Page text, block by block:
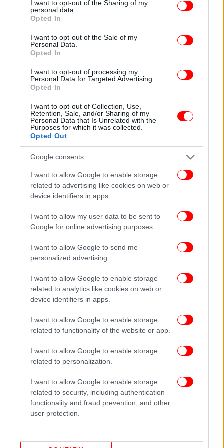
not limited to your visit or usage behaviour. You may click to
grant or deny consent to Google and its third-party tags to
use your data for below specified purposes in below Google
consent section.
I want to opt-out of the Sharing of my
personal data.
Opted In
I want to opt-out of the Sale of my
Personal Data.
Opted In
I want to opt-out of processing my
Personal Data for Targeted Advertising.
Opted In
I want to opt-out of Collection, Use,
Retention, Sale, and/or Sharing of my
Personal Data that Is Unrelated with the
Purposes for which it was collected.
Opted Out
Google consents
I want to allow Google to enable storage
related to advertising like cookies on web or
device identifiers in apps.
I want to allow my user data to be sent to
Google for online advertising purposes.
I want to allow Google to send me
personalized advertising.
I want to allow Google to enable storage
related to analytics like cookies on web or
device identifiers in apps.
I want to allow Google to enable storage
related to functionality of the website or app.
I want to allow Google to enable storage
related to personalization.
I want to allow Google to enable storage
related to security, including authentication
functionality and fraud prevention, and other
user protection.
δημοσκοπικό σημείο που έχει περιέλθει ο ΣΥΡΙΖΑ,
δεν έχουμε την πολυτέλεια για τρικυμίες σε ποτήρι,
αλλά για ενότητα, δημοκρατία, διάλογο. Θα είναι
βαρύτατη πολιτική ευθύνη (όποιο και αν είναι το
αποτέλεσμα της Κεντρικής Επιτροπής) να υπάρχει η
υποψία, πως για το μέλλον του ΣΥΡΙΖΑ ψήφισαν,
"οργανωμένα", μέλη που είχαν παραιτηθεί ή άλλοι
που είναι σε άλλο κόμμα.
Είναι αυτονόητο ότι η δημόσια αυτή καταγγελία,
γίνεται γιατί δεν έχω τα στοιχεία μελών της
Κεντρικής Επιτροπής, γεγονός που βαρύνει όσους
θεωρούν ατομική ιδιοκτησία τα κομματικά
ΟΛΕΣ ΟΙ ΕΙΔΗΣΕΙΣ
Τραμπ: Η συμφωνία με το Ιράν τελείωσε, δεν υπάρχει
εκεχειρία, ο Eρντογάν θέλει F-35 -Δεν θέλω καμία σχέση
O Μητσοτάκης έθεσε στην Άγκυρα και στο ΝΑΤΟ θέμα
θεμελιώδεις αρχές καλής γειτονίας
Θρίλερ με τον ετοιμόρροπο ουρανοξύστη στη Νέα
Υόρκη: «Λύγισε» ο σκελετός, τα πρώτα σενάρια και οι
αποκαλύψεις για παραβάσεις